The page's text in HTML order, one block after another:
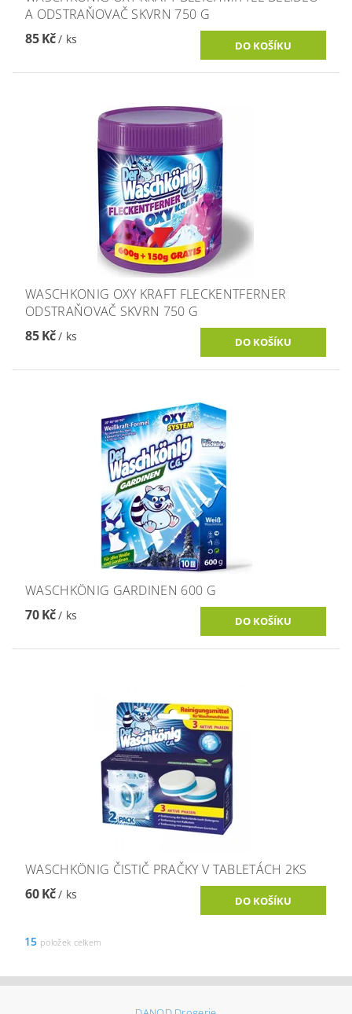
A ODSTRAŇOVAČ SKVRN 750 G
85 Kč/ ks
WASCHKONIG OXY KRAFT FLECKENTFERNER
ODSTRAŇOVAČ SKVRN 750 G
85 Kč/ ks
WASCHKÖNIG GARDINEN 600 G
70 Kč/ ks
WASCHKÖNIG ČISTIČ PRAČKY V TABLETÁCH 2KS
60 Kč/ ks
15 položek celkem